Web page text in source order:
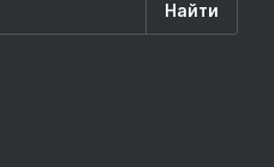
Найти